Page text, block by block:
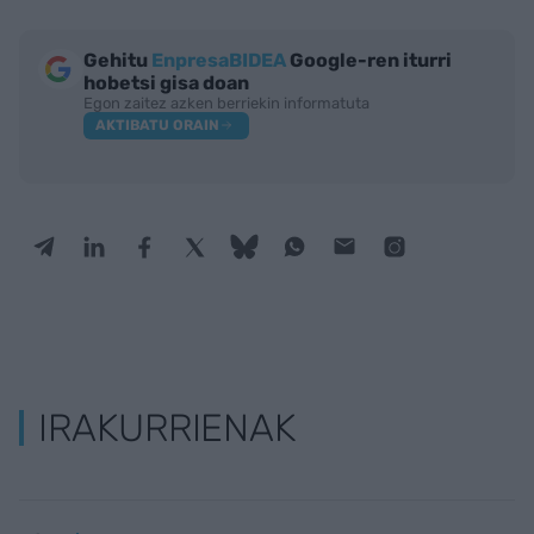
Gehitu EnpresaBIDEA Google-ren iturri
hobetsi gisa doan
Egon zaitez azken berriekin informatuta
AKTIBATU ORAIN
IRAKURRIENAK